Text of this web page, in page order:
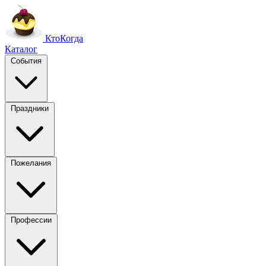
КтоКогда
Каталог
События
Праздники
Пожелания
Профессии